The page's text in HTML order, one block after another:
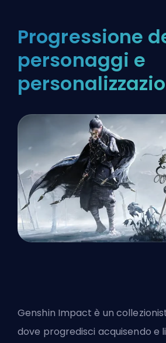
Progressione
personaggi e
Genshin Impact è un
dove progredisci acquisendo e